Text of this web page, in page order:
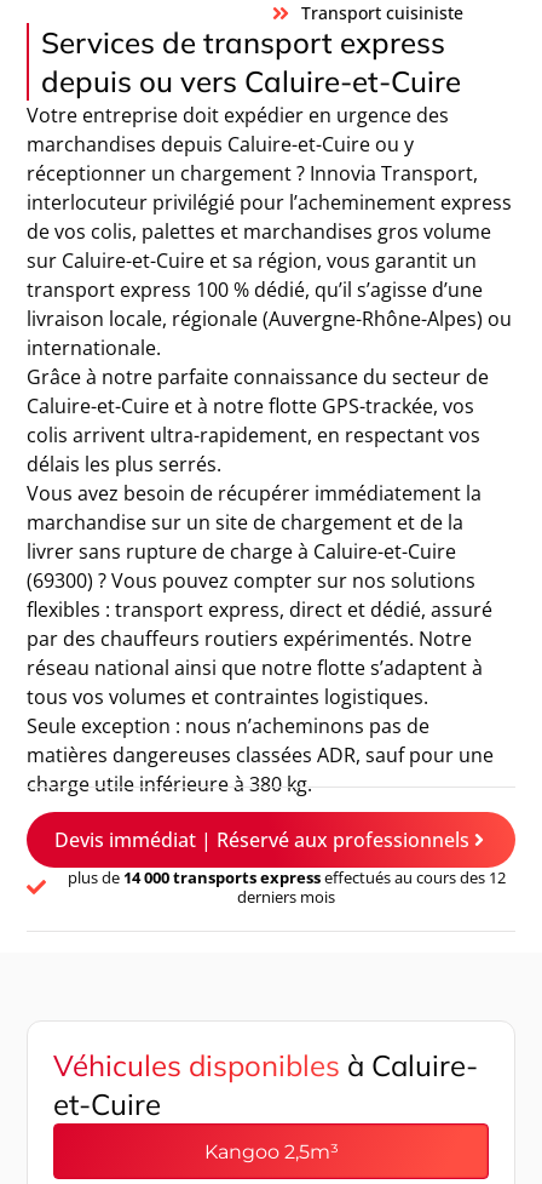
Transport cuisiniste
Services de transport express
depuis ou vers Caluire-et-Cuire
Votre entreprise doit expédier en urgence des
marchandises depuis Caluire-et-Cuire ou y
réceptionner un chargement ? Innovia Transport,
interlocuteur privilégié pour l’acheminement express
de vos colis, palettes et marchandises gros volume
sur Caluire-et-Cuire et sa région, vous garantit un
transport express 100 % dédié, qu’il s’agisse d’une
livraison locale, régionale (Auvergne-Rhône-Alpes) ou
internationale.
Grâce à notre parfaite connaissance du secteur de
Caluire-et-Cuire et à notre flotte GPS-trackée, vos
colis arrivent ultra-rapidement, en respectant vos
délais les plus serrés.
Vous avez besoin de récupérer immédiatement la
marchandise sur un site de chargement et de la
livrer sans rupture de charge à Caluire-et-Cuire
(69300) ? Vous pouvez compter sur nos solutions
flexibles : transport express, direct et dédié, assuré
par des chauffeurs routiers expérimentés. Notre
réseau national ainsi que notre flotte s’adaptent à
tous vos volumes et contraintes logistiques.
Seule exception : nous n’acheminons pas de
matières dangereuses classées ADR, sauf pour une
charge utile inférieure à 380 kg.
Devis immédiat | Réservé aux professionnels
plus de 14 000 transports expresseffectués au cours des 12
derniers mois
Véhicules disponibles à Caluire-
et-Cuire
Kangoo 2,5m³